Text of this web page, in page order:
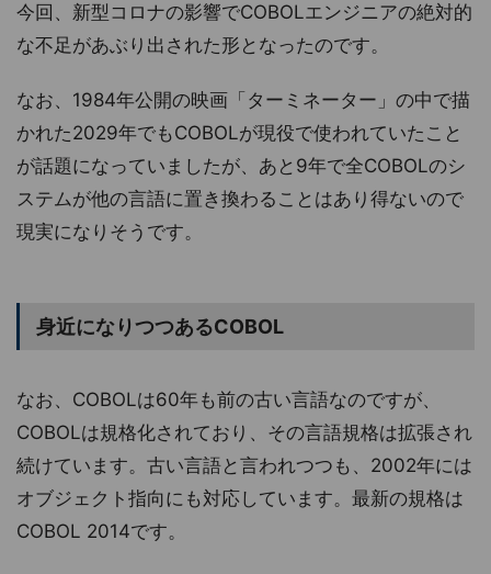
今回、新型コロナの影響でCOBOLエンジニアの絶対的
な不足があぶり出された形となったのです。
なお、1984年公開の映画「ターミネーター」の中で描
かれた2029年でもCOBOLが現役で使われていたこと
が話題になっていましたが、あと9年で全COBOLのシ
ステムが他の言語に置き換わることはあり得ないので
現実になりそうです。
身近になりつつあるCOBOL
なお、COBOLは60年も前の古い言語なのですが、
COBOLは規格化されており、その言語規格は拡張され
続けています。古い言語と言われつつも、2002年には
オブジェクト指向にも対応しています。最新の規格は
COBOL 2014です。